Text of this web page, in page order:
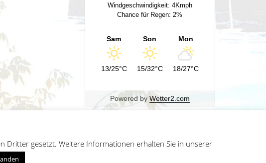
Windgeschwindigkeit: 4Kmph
Chance für Regen: 2%
Sam
13/25°C
Son
15/32°C
Mon
18/27°C
Powered by Wetter2.com
Dritter gesetzt. Weitere Informationen erhalten Sie in unserer